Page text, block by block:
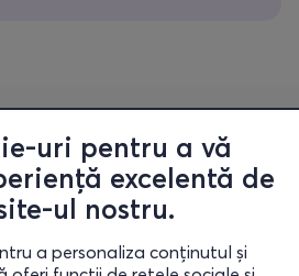
uri pentru a vă
excelentă de
ul nostru.
a personaliza conținutul și